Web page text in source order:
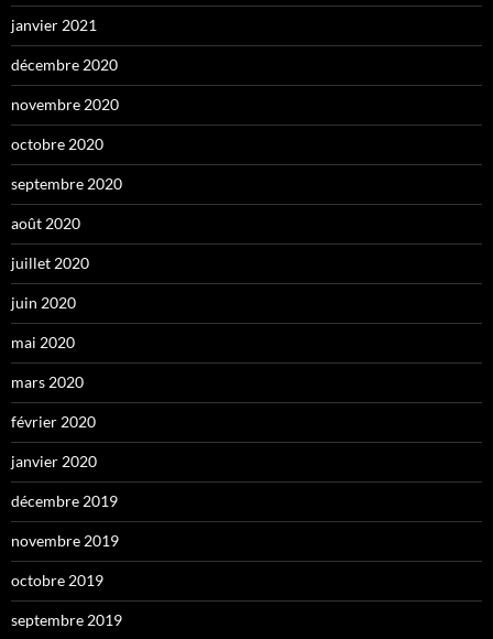
janvier 2021
décembre 2020
novembre 2020
octobre 2020
septembre 2020
août 2020
juillet 2020
juin 2020
mai 2020
mars 2020
février 2020
janvier 2020
décembre 2019
novembre 2019
octobre 2019
septembre 2019